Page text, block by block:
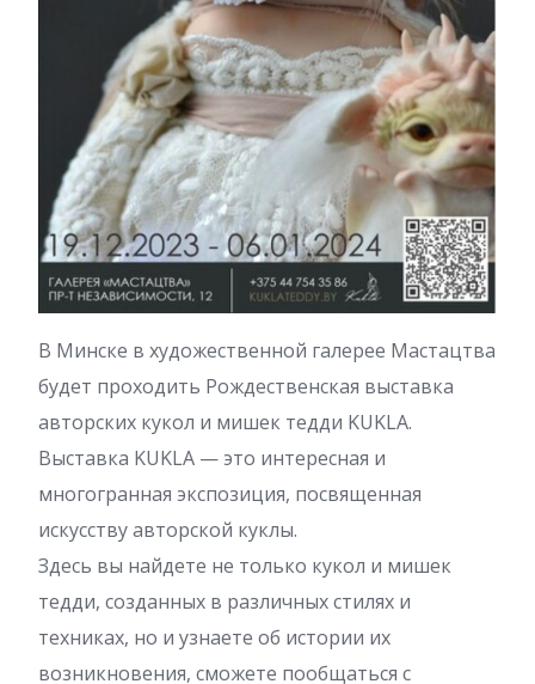
В Минске в художественной галерее Мастацтва
будет проходить Рождественская выставка
авторских кукол и мишек тедди KUKLA.
Выставка KUKLA — это интересная и
многогранная экспозиция, посвященная
искусству авторской куклы.
Здесь вы найдете не только кукол и мишек
тедди, созданных в различных стилях и
техниках, но и узнаете об истории их
возникновения, сможете пообщаться с